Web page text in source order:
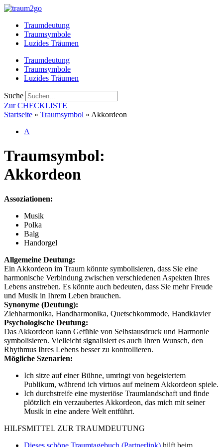
Zum
springenTraumdeutung
Traumsymbole
Luzides Träumen
Traumdeutung
Traumsymbole
Luzides Träumen
Suche
Zur CHECKLISTE
Startseite » Traumsymbol » Akkordeon
A
Traumsymbol:
Akkordeon
Assoziationen:
Musik
Polka
Balg
Handorgel
Allgemeine Deutung:
Ein Akkordeon im Traum könnte symbolisieren, dass Sie eine
harmonische Verbindung zwischen verschiedenen Aspekten Ihres
Lebens anstreben. Es könnte auch bedeuten, dass Sie mehr Freude
und Musik in Ihrem Leben brauchen.
Synonyme (Deutung):
Ziehharmonika, Handharmonika, Quetschkommode, Handklavier
Psychologische Deutung:
Das Akkordeon kann Gefühle von Selbstausdruck und Harmonie
symbolisieren. Vielleicht signalisiert es auch Ihren Wunsch, den
Rhythmus Ihres Lebens besser zu kontrollieren.
Mögliche Szenarien:
Ich sitze auf einer Bühne, umringt von begeistertem
Publikum, während ich virtuos auf meinem Akkordeon spiele.
Ich durchstreife eine mysteriöse Traumlandschaft und finde
plötzlich ein verzaubertes Akkordeon, das mich mit seiner
Musik in eine andere Welt entführt.
HILFSMITTEL ZUR TRAUMDEUTUNG
Dieses schöne Traumtagebuch (Partnerlink) hilft beim